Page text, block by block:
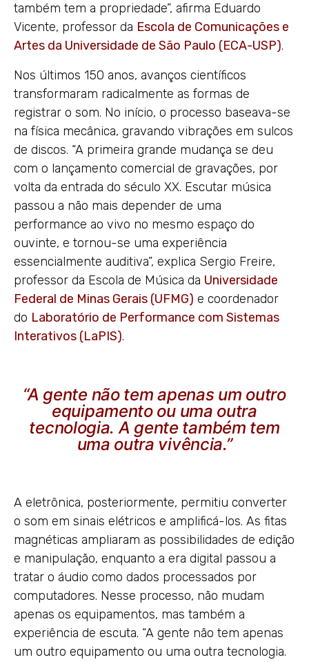
também tem a propriedade”, afirma Eduardo
Vicente, professor da Escola de Comunicações e
Artes da Universidade de São Paulo (ECA-USP).
Nos últimos 150 anos, avanços científicos
transformaram radicalmente as formas de
registrar o som. No início, o processo baseava-se
na física mecânica, gravando vibrações em sulcos
de discos. “A primeira grande mudança se deu
com o lançamento comercial de gravações, por
volta da entrada do século XX. Escutar música
passou a não mais depender de uma
performance ao vivo no mesmo espaço do
ouvinte, e tornou-se uma experiência
essencialmente auditiva”, explica Sergio Freire,
professor da Escola de Música da Universidade
Federal de Minas Gerais (UFMG) e coordenador
do Laboratório de Performance com Sistemas
Interativos (LaPIS).
“A gente não tem apenas um outro
equipamento ou uma outra
tecnologia. A gente também tem
uma outra vivência.”
A eletrônica, posteriormente, permitiu converter
o som em sinais elétricos e amplificá-los. As fitas
magnéticas ampliaram as possibilidades de edição
e manipulação, enquanto a era digital passou a
tratar o áudio como dados processados por
computadores. Nesse processo, não mudam
apenas os equipamentos, mas também a
experiência de escuta. “A gente não tem apenas
um outro equipamento ou uma outra tecnologia.